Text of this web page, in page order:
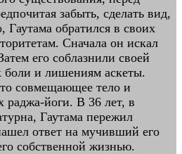
забыть, сделать вид,
Гаутама обратился в своих
Сначала он искал
его соблазнили своей
боли и лишениям аскеты.
совмещающее тело и
раджа-йоги. В 36 лет, в
Гаутама пережил
ответ на мучивший его
собственной жизнью.